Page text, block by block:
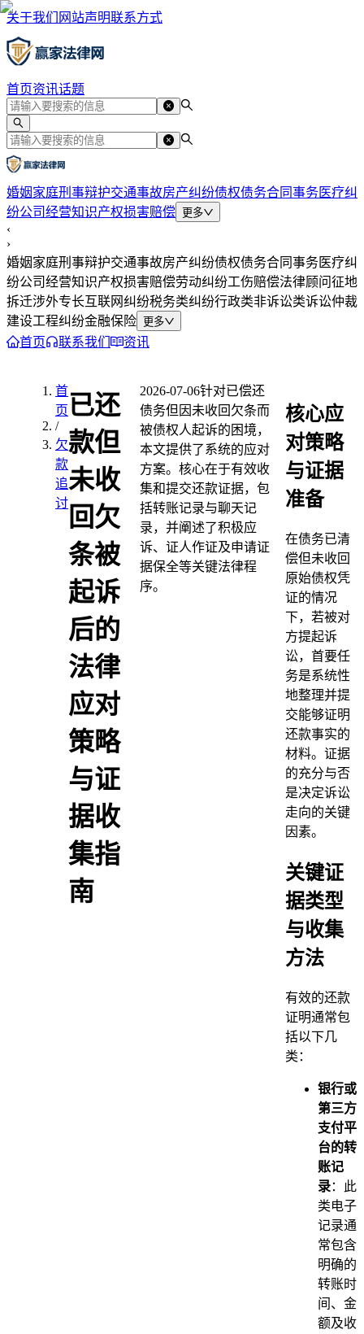
关于我们 网站声明联系方式
首页资讯话题
婚姻家庭刑事辩护交通事故房产纠纷债权债务合同事务医疗纠
纷公司经营知识产权损害赔偿 更多
‹
›
婚姻家庭刑事辩护交通事故房产纠纷债权债务合同事务医疗纠
纷公司经营知识产权损害赔偿劳动纠纷工伤赔偿法律顾问征地
拆迁涉外专长互联网纠纷税务类纠纷行政类非诉讼类诉讼仲裁
建设工程纠纷金融保险 更多
首页 联系我们 资讯
首
页
/
欠
款
追
讨
已还
款但
未收
回欠
条被
起诉
后的
法律
应对
策略
与证
据收
集指
南
2026-07-06针对已偿还
债务但因未收回欠条而
被债权人起诉的困境，
本文提供了系统的应对
方案。核心在于有效收
集和提交还款证据，包
括转账记录与聊天记
录，并阐述了积极应
诉、证人作证及申请证
据保全等关键法律程
序。
核心应
对策略
与证据
准备
在债务已清
偿但未收回
原始债权凭
证的情况
下，若被对
方提起诉
讼，首要任
务是系统性
地整理并提
交能够证明
还款事实的
材料。证据
的充分与否
是决定诉讼
走向的关键
因素。
关键证
据类型
与收集
方法
有效的还款
证明通常包
括以下几
类：
银行或
第三方
支付平
台的转
账记
录：此
类电子
记录通
常包含
明确的
转账时
间、金
额及收